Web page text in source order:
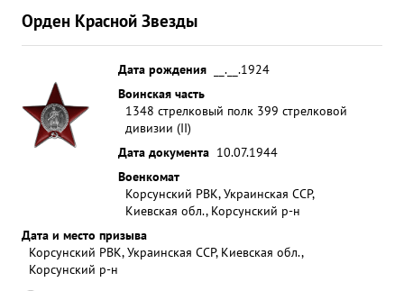
Орден Красной Звезды
Дата рождения
__.__.1924
Воинская часть
1348 стрелковый полк 399 стрелковой
дивизии (II)
Дата документа 10.07.1944
Военкомат
Корсунский РВК, Украинская ССР,
Киевская обл., Корсунский р-н
Дата и место призыва
Корсунский РВК, Украинская ССР, Киевская обл.,
Корсунский р-н